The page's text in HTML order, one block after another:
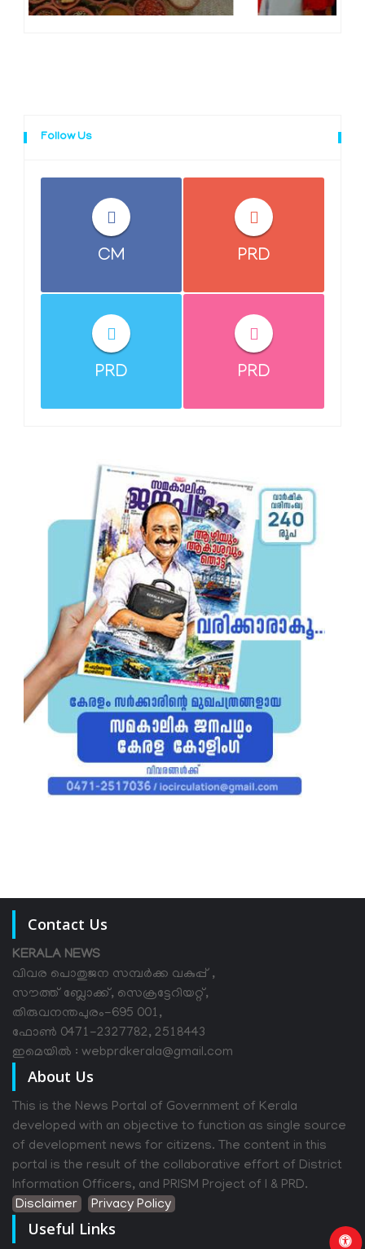
Follow Us
CM PRD
PRD PRD
Contact Us
KERALA NEWS
വിവര പൊതുജന സമ്പര്‍ക്ക വകുപ്പ് ,
സൗത്ത് ബ്ലോക്ക്, സെക്രട്ടേറിയറ്റ്,
തിരുവനന്തപുരം-695 001,
ഫോൺ 0471-2327782, 2518443
ഇമെയിൽ : webprdkerala@gmail.com
About Us
This is the News Portal of Government of Kerala
developed with an objective to function as single source
of development news for citizens. The content in this
portal is the result of the collaborative effort of District
Information Officers, and PRISM Project of I & PRD.
Disclaimer
Privacy Policy
Useful Links